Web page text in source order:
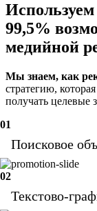
Используем
99,5%
медийной
Мы знаем, как
стратегию,
получать целевые
01
Поисковое
02
Текстово-